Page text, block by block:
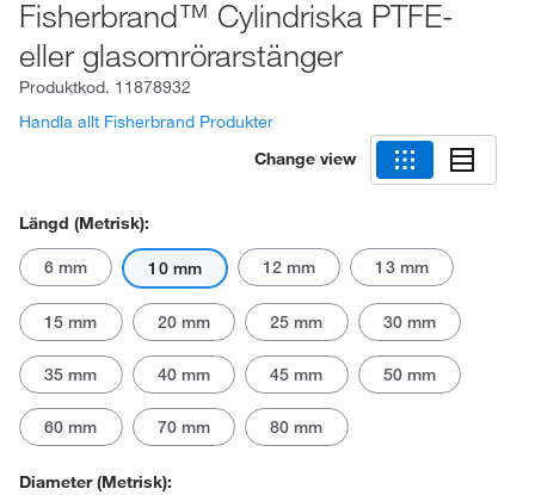
Fisherbrand™ Cylindriska PTFE-
eller glasomrörarstänger
Produktkod. 11878932
Handla allt Fisherbrand Produkter
Change view
Längd (metrisk):
6 mm 10 mm 12 mm 13 mm
15 mm 20 mm 25 mm 30 mm
35 mm 40 mm 45 mm 50 mm
60 mm 70 mm 80 mm
Diameter (metrisk):